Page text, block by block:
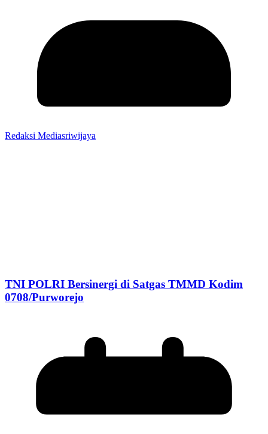
Redaksi Mediasriwijaya
TNI POLRI Bersinergi di Satgas TMMD Kodim
0708/Purworejo